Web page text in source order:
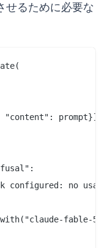
せるために必要な
prompt}],
configured: no
fable-